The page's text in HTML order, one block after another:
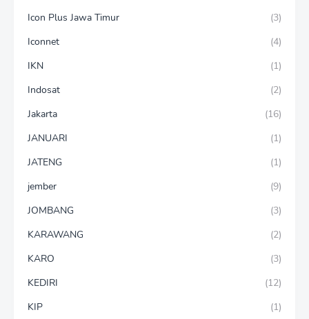
Icon Plus Jawa Timur
(3)
Iconnet
(4)
IKN
(1)
Indosat
(2)
Jakarta
(16)
JANUARI
(1)
JATENG
(1)
jember
(9)
JOMBANG
(3)
KARAWANG
(2)
KARO
(3)
KEDIRI
(12)
KIP
(1)